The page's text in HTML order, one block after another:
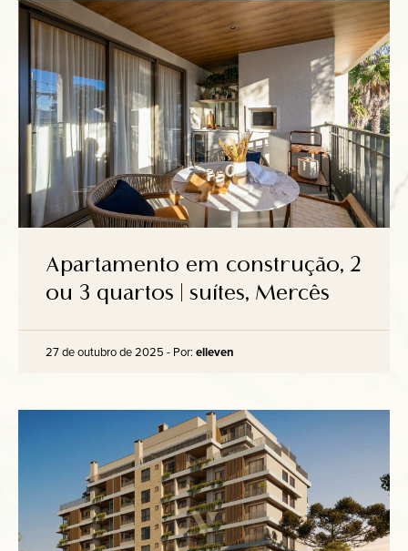
Apartamento em construção, 2
ou 3 quartos | suítes, Mercês
27 de outubro de 2025 - Por: elleven